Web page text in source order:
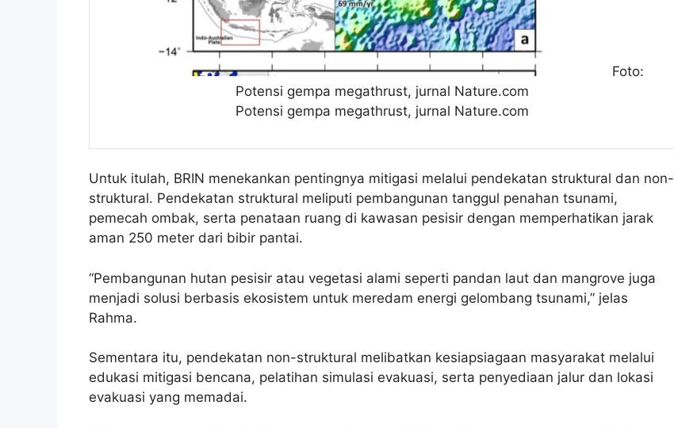
Foto:
Potensi gempa megathrust, jurnal Nature.com
Potensi gempa megathrust, jurnal Nature.com
Untuk itulah, BRIN menekankan pentingnya mitigasi melalui pendekatan struktural dan non-
struktural. Pendekatan struktural meliputi pembangunan tanggul penahan tsunami,
pemecah ombak, serta penataan ruang di kawasan pesisir dengan memperhatikan jarak
aman 250 meter dari bibir pantai.
“Pembangunan hutan pesisir atau vegetasi alami seperti pandan laut dan mangrove juga
menjadi solusi berbasis ekosistem untuk meredam energi gelombang tsunami,” jelas
Rahma.
Sementara itu, pendekatan non-struktural melibatkan kesiapsiagaan masyarakat melalui
edukasi mitigasi bencana, pelatihan simulasi evakuasi, serta penyediaan jalur dan lokasi
evakuasi yang memadai.